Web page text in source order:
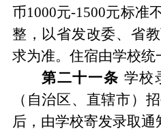
币1000元-1500元标准
整 ， 以省发改委、 省
求为准。 住宿由学校统
第二十一条 学校
（ 自治区、直辖市）
后， 由学校寄发录取通